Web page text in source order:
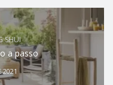
SHUI
a passo
2021